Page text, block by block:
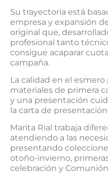
Su trayectoria está
empresa y expansión
original que,
profesional tanto
consigue acaparar
campaña.
La calidad en el
materiales de primera
y una presentación
la carta de
Marita Rial trabaja
atendiendo a las
presentando
otoño-invierno,
celebración y